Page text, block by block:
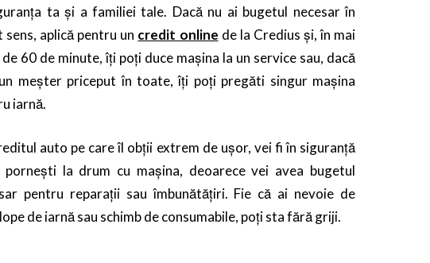
ta și a familiei tale. Dacă nu ai bugetul necesar în
sens, aplică pentru un credit online de la Credius și, în mai
de 60 de minute, îți poți duce mașina la un service sau, dacă
meșter priceput în toate, îți poți pregăti singur mașina
iarnă.
auto pe care îl obții extrem de ușor, vei fi în siguranță
pornești la drum cu mașina, deoarece vei avea bugetul
pentru reparații sau îmbunătățiri. Fie că ai nevoie de
de iarnă sau schimb de consumabile, poți sta fără griji.